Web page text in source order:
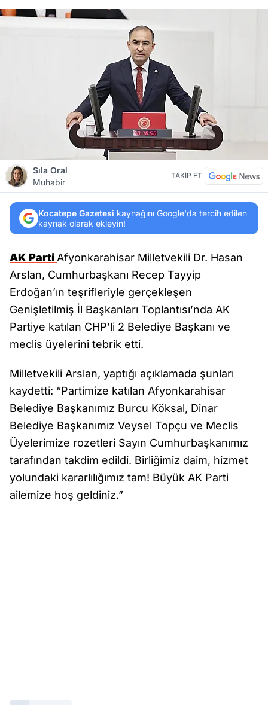
Sıla Oral
Muhabir
TAKİP ET
Kocatepe Gazetesi kaynağını Google'da tercih edilen
kaynak olarak ekleyin!
AK Parti Afyonkarahisar Milletvekili Dr. Hasan
Arslan, Cumhurbaşkanı Recep Tayyip
Erdoğan’ın teşrifleriyle gerçekleşen
Genişletilmiş İl Başkanları Toplantısı’nda AK
Partiye katılan CHP’li 2 Belediye Başkanı ve
meclis üyelerini tebrik etti.
Milletvekili Arslan, yaptığı açıklamada şunları
kaydetti: “Partimize katılan Afyonkarahisar
Belediye Başkanımız Burcu Köksal, Dinar
Belediye Başkanımız Veysel Topçu ve Meclis
Üyelerimize rozetleri Sayın Cumhurbaşkanımız
tarafından takdim edildi. Birliğimiz daim, hizmet
yolundaki kararlılığımız tam! Büyük AK Parti
ailemize hoş geldiniz.”